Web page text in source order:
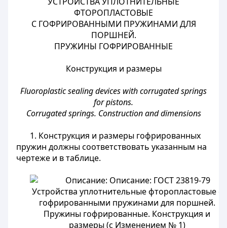
ФТОРОПЛАСТОВЫЕ
С ГОФРИРОВАННЫМИ ПРУЖИНАМИ ДЛЯ
ПОРШНЕЙ.
ПРУЖИНЫ ГОФРИРОВАННЫЕ
Конструкция и размеры
Fluoroplastic sealing devices with corrugated springs
for pistons.
Corrugated springs. Construction and dimensions
1. Конструкция и размеры гофрированных
пружин должны соответствовать указанным на
чертеже и в таблице.